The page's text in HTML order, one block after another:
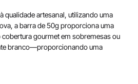
qualidade artesanal, utilizando uma
a barra de 50g proporciona uma
gourmet em sobremesas ou
branco—proporcionando uma